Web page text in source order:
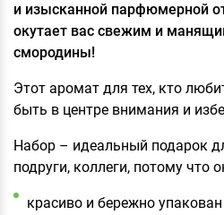
и изысканной парфюмерной
окутает вас свежим и
смородины!
Этот аромат для тех, кто
быть в центре внимания и
Набор – идеальный подарок
подруги, коллеги, потому что
красиво и бережно